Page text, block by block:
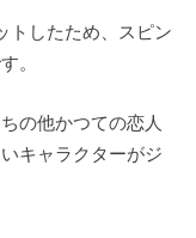
トしたため、スピン
。
の他かつての恋人
キャラクターがジ